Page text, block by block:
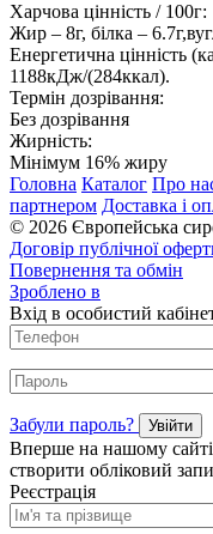
Харчова цінність / 100г:
Жир – 8г, білка –
Енергетична цінність
1188кДж/(284ккал).
Термін дозрівання:
Без дозрівання
Жирність:
Мінімум 16% жиру
Головна Каталог Про
партнером Доставка і
© 2026 Європейська
Договір публічної
Повернення та обмін
Зроблено в
Вхід в особистий
Забули пароль? Увійти
Вперше на нашому
створити обліковий
Реєстрація